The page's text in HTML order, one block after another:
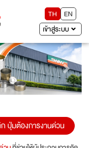
TH
EN
เข้าสู่ระบบ
Next
ปุ่มต้องการงานด่วน